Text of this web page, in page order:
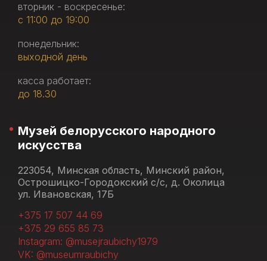
вторник - воскресенье:
с 11:00 до 19:00
понедельник:
выходной день
касса работает:
до 18.30
Музей белорусского народного
искусства
223054, Минская область, Минский район,
Острошицко-Городокский с/с, д. Околица
ул. Ивановская, 17Б
+375 17 507 44 69
+375 29 655 85 73
Instagram: @musejraubichy1979
VK: @museumraubichy